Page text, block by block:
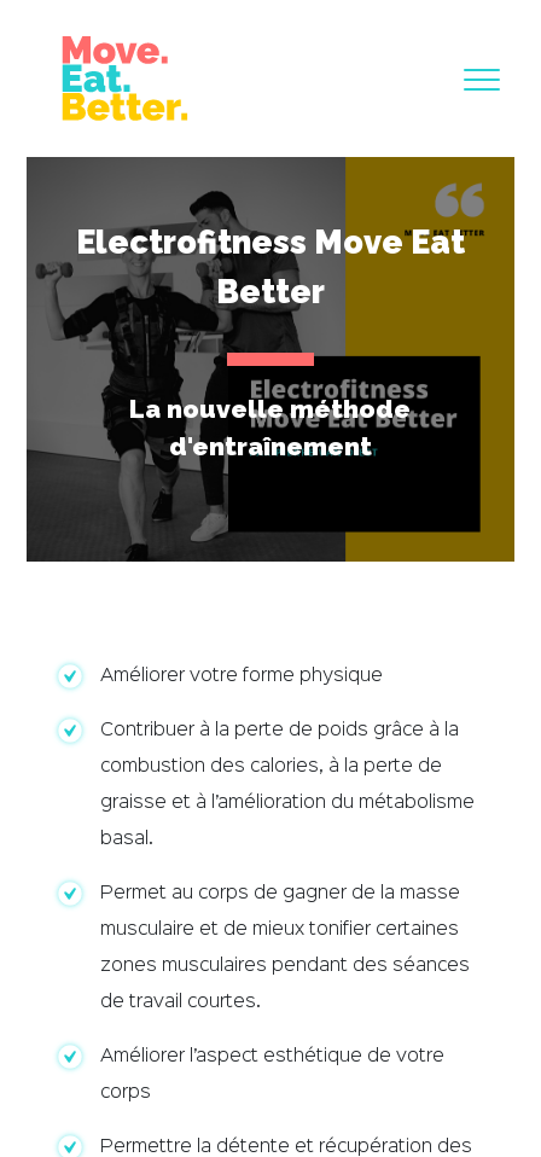
Electrofitness Move Eat
Better
La nouvelle méthode
d'entraînement
Améliorer votre forme physique
Contribuer à la perte de poids ​grâce à la
combustion des calories, à la perte de
graisse et à l’amélioration du métabolisme
basal.
Permet au corps de gagner de la masse
musculaire et de mieux tonifier certaines
zones musculaires pendant des séances
de travail courtes.
Améliorer l’aspect esthétique de votre
corps
Permettre la détente et récupération des